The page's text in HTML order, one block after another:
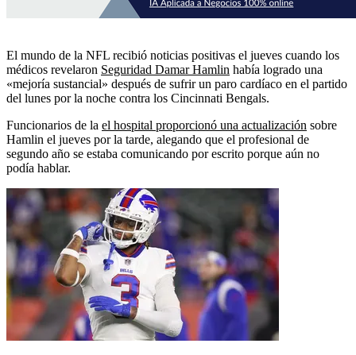
El mundo de la NFL recibió noticias positivas el jueves cuando los
médicos revelaron Seguridad Damar Hamlin había logrado una
«mejoría sustancial» después de sufrir un paro cardíaco en el partido
del lunes por la noche contra los Cincinnati Bengals.
Funcionarios de la el hospital proporcionó una actualización sobre
Hamlin el jueves por la tarde, alegando que el profesional de
segundo año se estaba comunicando por escrito porque aún no
podía hablar.